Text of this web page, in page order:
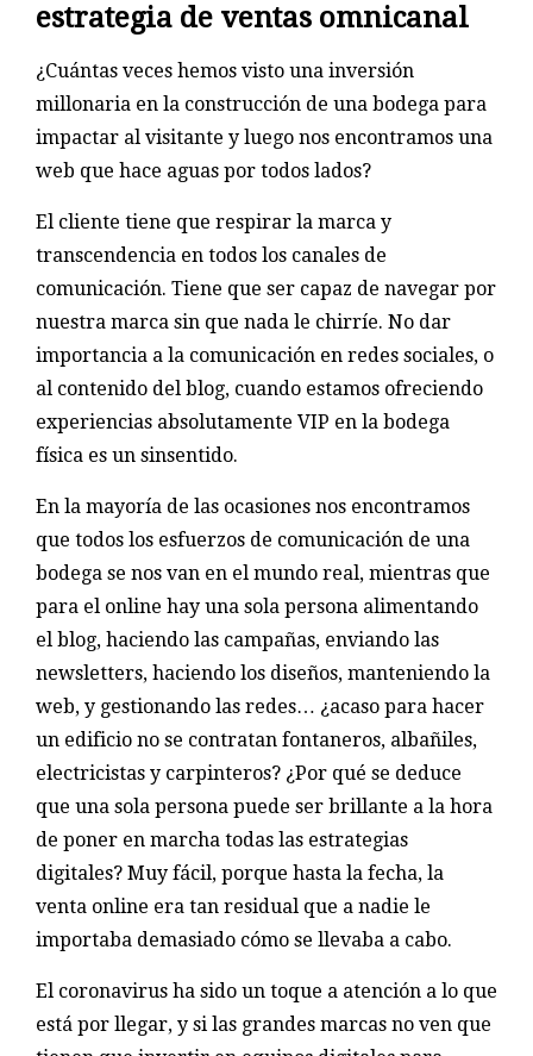
estrategia de ventas omnicanal
¿Cuántas veces hemos visto una inversión
millonaria en la construcción de una bodega para
impactar al visitante y luego nos encontramos una
web que hace aguas por todos lados?
El cliente tiene que respirar la marca y
transcendencia en todos los canales de
comunicación. Tiene que ser capaz de navegar por
nuestra marca sin que nada le chirríe. No dar
importancia a la comunicación en redes sociales, o
al contenido del blog, cuando estamos ofreciendo
experiencias absolutamente VIP en la bodega
física es un sinsentido.
En la mayoría de las ocasiones nos encontramos
que todos los esfuerzos de comunicación de una
bodega se nos van en el mundo real, mientras que
para el online hay una sola persona alimentando
el blog, haciendo las campañas, enviando las
newsletters, haciendo los diseños, manteniendo la
web, y gestionando las redes… ¿acaso para hacer
un edificio no se contratan fontaneros, albañiles,
electricistas y carpinteros? ¿Por qué se deduce
que una sola persona puede ser brillante a la hora
de poner en marcha todas las estrategias
digitales? Muy fácil, porque hasta la fecha, la
venta online era tan residual que a nadie le
importaba demasiado cómo se llevaba a cabo.
El coronavirus ha sido un toque a atención a lo que
está por llegar, y si las grandes marcas no ven que